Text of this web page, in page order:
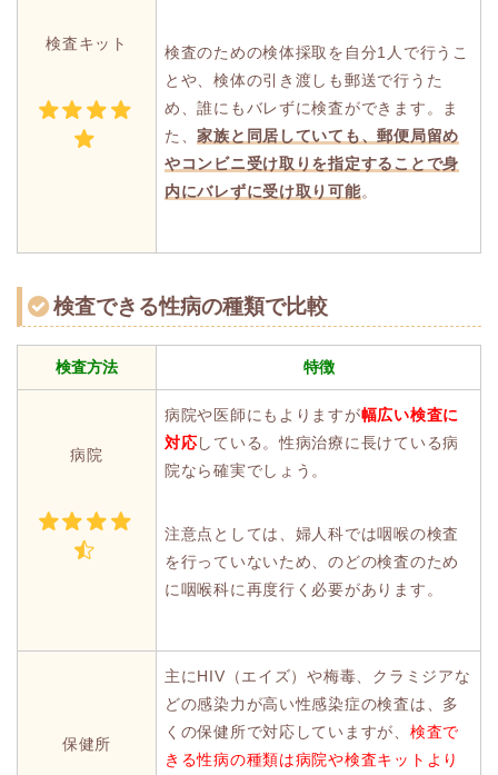
検査キット
検査のための検体採取を自分1人で行うこ
とや、検体の引き渡しも郵送で行うた
め、誰にもバレずに検査ができます。ま
た、家族と同居していても、郵便局留め
やコンビニ受け取りを指定することで身
内にバレずに受け取り可能。
検査できる性病の種類で比較
検査方法 特徴
病院
病院や医師にもよりますが幅広い検査に
対応している。性病治療に長けている病
院なら確実でしょう。
注意点としては、婦人科では咽喉の検査
を行っていないため、のどの検査のため
に咽喉科に再度行く必要があります。
保健所
主にHIV（エイズ）や梅毒、クラミジアな
どの感染力が高い性感染症の検査は、多
くの保健所で対応していますが、 検査で
きる性病の種類は病院や検査キットより